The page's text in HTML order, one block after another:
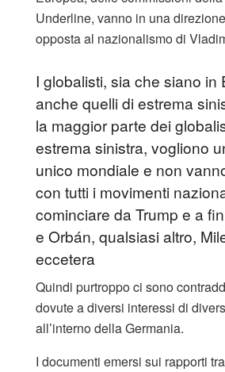
Underline, vanno in una
opposta al nazionalismo di
I globalisti, sia che siano in
anche quelli di estrema
la maggior parte dei
estrema sinistra, vogliono
unico mondiale e non
con tutti i movimenti
cominciare da Trump e a
e Orbán, qualsiasi altro,
eccetera
Quindi purtroppo ci sono
dovute a diversi interessi di
all’interno della Germania.
I documenti emersi sui rapporti tra